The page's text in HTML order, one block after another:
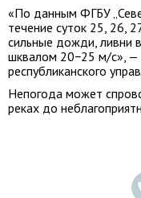
«По данным ФГБУ
течение суток 25, 26,
сильные дожди, ливни
шквалом 20−25 м/с», —
республиканского
Непогода может
реках до